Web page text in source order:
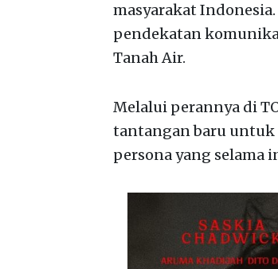
masyarakat
pendekatan
Tanah Air.
Melalui perannya di
tantangan baru untuk
persona yang